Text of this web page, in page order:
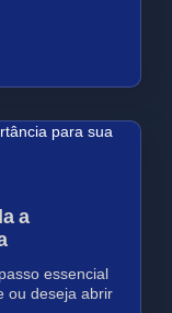
a
essencial
ou deseja abrir